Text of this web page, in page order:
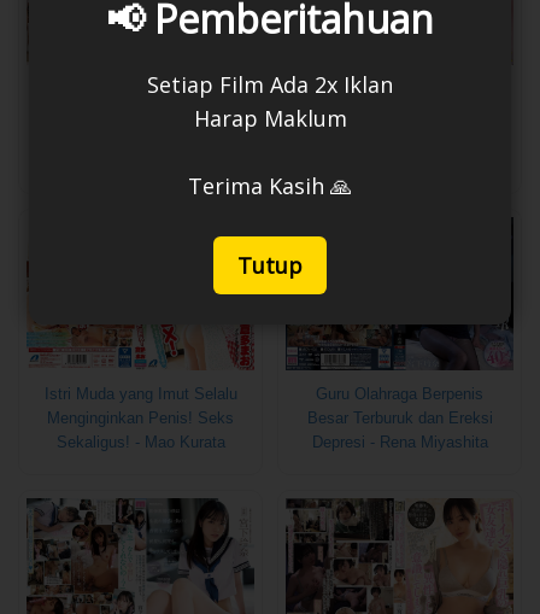
Hari Bukkake! Bertarung 100
kali! Sakika Shirakami,
Tempat kamu bisa ejakulasi
di wajah, payudara, vagina,
Istri Muda yang Imut Selalu
Menginginkan Penis! Seks
Sekaligus! - Mao Kurata
Guru Olahraga Berpenis
Besar Terburuk dan Ereksi
Depresi - Rena Miyashita
📢 Pemberitahuan
Setiap Film Ada 2x Iklan
Harap Maklum
Terima Kasih 🙏
Tutup